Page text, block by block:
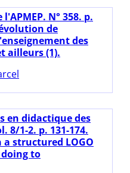
N° 358. p.
de
des
ailleurs (1).
en didactique des
8/1-2. p. 131-174.
structured LOGO
to